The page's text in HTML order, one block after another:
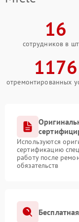
16
сотрудников в
1176
отремонтированных
Используются
сертификацию
работу после
обязательств